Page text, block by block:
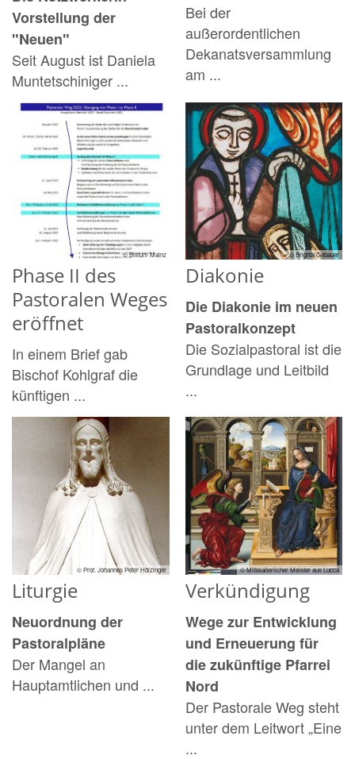
Vorstellung der
"Neuen"
Seit August ist Daniela
Muntetschiniger ...
Bei der
außerordentlichen
Dekanatsversammlung
am ...
© Bistum Mainz
Phase II des
Pastoralen Weges
eröffnet
In einem Brief gab
Bischof Kohlgraf die
künftigen ...
© Brigitta Gebauer
Diakonie
Die Diakonie im neuen
Pastoralkonzept
Die Sozialpastoral ist die
Grundlage und Leitbild
...
© Prof. Johannes Peter Hölzinger
Liturgie
Neuordnung der
Pastoralpläne
Der Mangel an
Hauptamtlichen und ...
© Mittelalterlicher Meister aus Lucca
Verkündigung
Wege zur Entwicklung
und Erneuerung für
die zukünftige Pfarrei
Nord
Der Pastorale Weg steht
unter dem Leitwort „Eine
...